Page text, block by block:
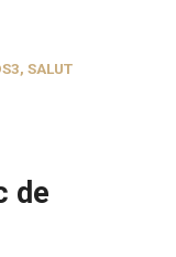
,SALUT
de